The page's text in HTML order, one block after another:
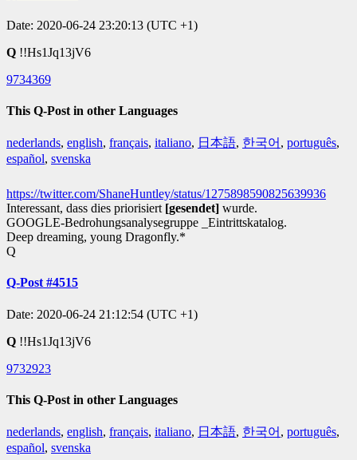
Date: 2020-06-24 23:20:13 (UTC +1)
Q !!Hs1Jq13jV6
9734369
This Q-Post in other Languages
nederlands, english, français, italiano, 日本語, 한국어 , português,
español, svenska
https://twitter.com/ShaneHuntley/status/1275898590825639936
Interessant, dass dies priorisiert [gesendet] wurde.
GOOGLE-Bedrohungsanalysegruppe _Eintrittskatalog.
Deep dreaming, young Dragonfly.*
Q
Q-Post #4515
Date: 2020-06-24 21:12:54 (UTC +1)
Q !!Hs1Jq13jV6
9732923
This Q-Post in other Languages
nederlands, english, français, italiano, 日本語, 한국어 , português,
español, svenska